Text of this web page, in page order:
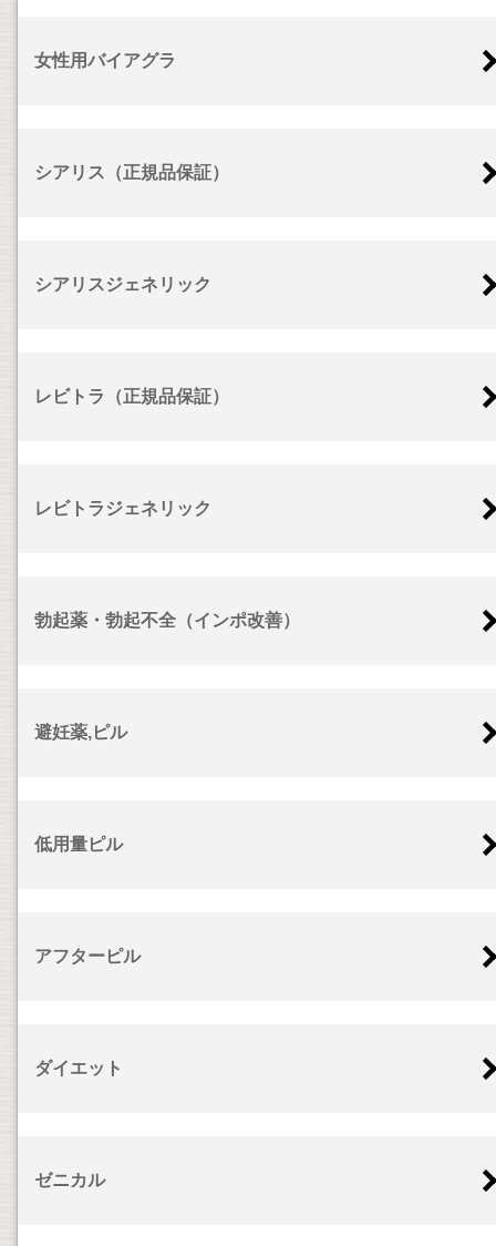
女性用バイアグラ
シアリス（正規品保証）
シアリスジェネリック
レビトラ（正規品保証）
レビトラジェネリック
勃起薬・勃起不全（インポ改善）
避妊薬,ピル
低用量ピル
アフターピル
ダイエット
ゼニカル